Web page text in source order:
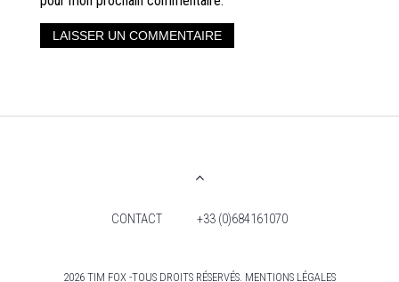
CONTACT +33 (0)684161070
2026 TIM FOX -TOUS DROITS RÉSERVÉS. MENTIONS LÉGALES